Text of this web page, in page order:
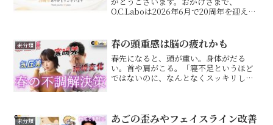
O.C.Laboは2026年6月で20周年を迎えま
た皆さまのおかげです。本当にありがと
うござ...
未分類 春の頭重感は脳の疲れかも
春先になると、頭が重い。身体がだる
い。首や肩がこる。「寝不足というほど
ではないのに、なんとなくスッキリしな
の変化、生活リズムの乱れな...
未分類
あごの歪みやフェイスライン改善